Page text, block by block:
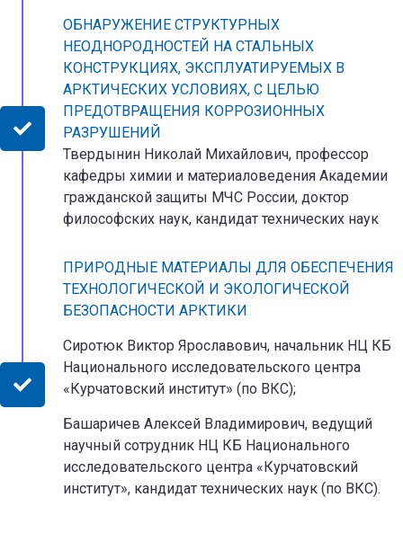
ОБНАРУЖЕНИЕ СТРУКТУРНЫХ
НЕОДНОРОДНОСТЕЙ НА СТАЛЬНЫХ
КОНСТРУКЦИЯХ, ЭКСПЛУАТИРУЕМЫХ В
АРКТИЧЕСКИХ УСЛОВИЯХ, С ЦЕЛЬЮ
ПРЕДОТВРАЩЕНИЯ КОРРОЗИОННЫХ
РАЗРУШЕНИЙ
Твердынин Николай Михайлович, профессор
кафедры химии и материаловедения Академии
гражданской защиты МЧС России, доктор
философских наук, кандидат технических наук
ПРИРОДНЫЕ МАТЕРИАЛЫ ДЛЯ ОБЕСПЕЧЕНИЯ
ТЕХНОЛОГИЧЕСКОЙ И ЭКОЛОГИЧЕСКОЙ
БЕЗОПАСНОСТИ АРКТИКИ
Сиротюк Виктор Ярославович, начальник НЦ КБ
Национального исследовательского центра
«Курчатовский институт» (по ВКС);
Башаричев Алексей Владимирович, ведущий
научный сотрудник НЦ КБ Национального
исследовательского центра «Курчатовский
институт», кандидат технических наук (по ВКС).